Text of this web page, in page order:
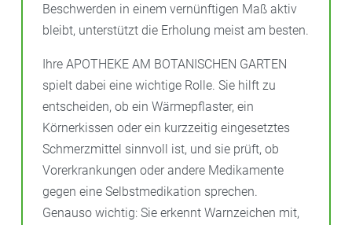
Beschwerden in einem vernünftigen Maß aktiv
bleibt, unterstützt die Erholung meist am besten.
Ihre APOTHEKE AM BOTANISCHEN GARTEN
spielt dabei eine wichtige Rolle. Sie hilft zu
entscheiden, ob ein Wärmepflaster, ein
Körnerkissen oder ein kurzzeitig eingesetztes
Schmerzmittel sinnvoll ist, und sie prüft, ob
Vorerkrankungen oder andere Medikamente
gegen eine Selbstmedikation sprechen.
Genauso wichtig: Sie erkennt Warnzeichen mit,